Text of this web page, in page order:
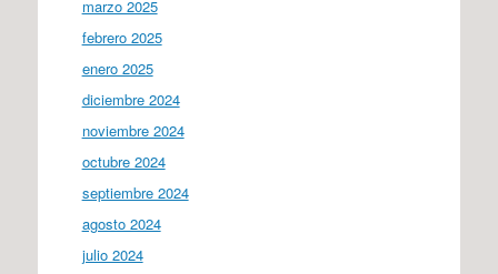
marzo 2025
febrero 2025
enero 2025
diciembre 2024
noviembre 2024
octubre 2024
septiembre 2024
agosto 2024
julio 2024